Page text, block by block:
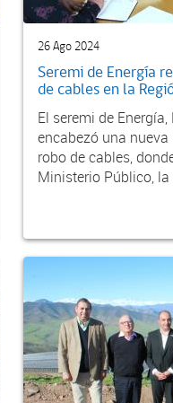
26 Ago 2024
Seremi de Energía
de cables en la
El seremi de
encabezó una
robo de cables,
Ministerio Público, la